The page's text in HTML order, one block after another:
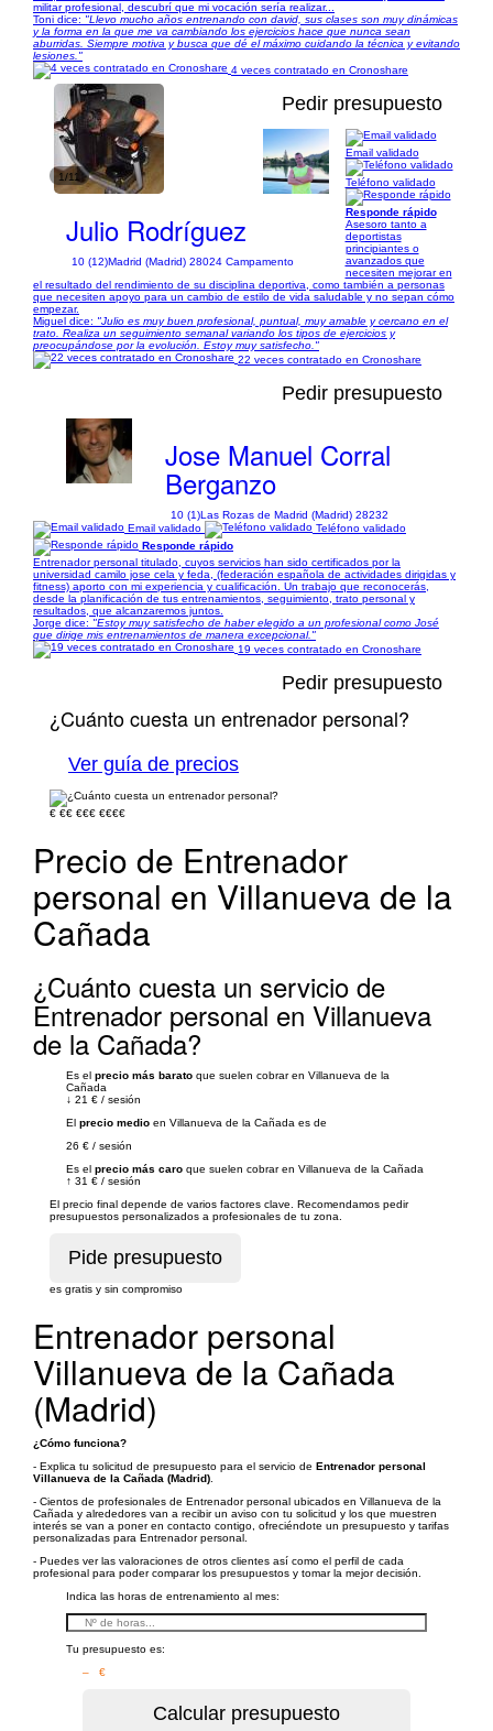
militar profesional, descubrí que mi vocación sería realizar...
Toni dice: "Llevo mucho años entrenando con david, sus clases son muy dinámicas
y la forma en la que me va cambiando los ejercicios hace que nunca sean
aburridas. Siempre motiva y busca que dé el máximo cuidando la técnica y evitando
lesiones."
4 veces contratado en Cronoshare
1/11
Pedir presupuesto
Julio Rodríguez
10 (12)Madrid (Madrid) 28024 Campamento
Email validado
Teléfono validado
Responde rápido
Asesoro tanto a
deportistas
principiantes o
avanzados que
necesiten mejorar en
el resultado del rendimiento de su disciplina deportiva, como también a personas
que necesiten apoyo para un cambio de estilo de vida saludable y no sepan cómo
empezar.
Miguel dice: "Julio es muy buen profesional, puntual, muy amable y cercano en el
trato. Realiza un seguimiento semanal variando los tipos de ejercicios y
preocupándose por la evolución. Estoy muy satisfecho."
22 veces contratado en Cronoshare
Pedir presupuesto
Jose Manuel Corral
Berganzo
10 (1)Las Rozas de Madrid (Madrid) 28232
Email validado
Teléfono validado
Responde rápido
Entrenador personal titulado, cuyos servicios han sido certificados por la
universidad camilo jose cela y feda, (federación española de actividades dirigidas y
fitness) aporto con mi experiencia y cualificación. Un trabajo que reconocerás,
desde la planificación de tus entrenamientos, seguimiento, trato personal y
resultados, que alcanzaremos juntos.
Jorge dice: "Estoy muy satisfecho de haber elegido a un profesional como José
que dirige mis entrenamientos de manera excepcional."
19 veces contratado en Cronoshare
Pedir presupuesto
¿Cuánto cuesta un entrenador personal?
Ver guía de precios
€ €€ €€€ €€€€
Precio de Entrenador
personal en Villanueva de la
Cañada
¿Cuánto cuesta un servicio de
Entrenador personal en Villanueva
de la Cañada?
Es el precio más barato que suelen cobrar en Villanueva de la
Cañada
↓ 21 € / sesión
El precio medio en Villanueva de la Cañada es de
26 € / sesión
Es el precio más caro que suelen cobrar en Villanueva de la Cañada
↑ 31 € / sesión
El precio final depende de varios factores clave. Recomendamos pedir
presupuestos personalizados a profesionales de tu zona.
es gratis y sin compromiso
Entrenador personal
Villanueva de la Cañada
(Madrid)
¿Cómo funciona?
- Explica tu solicitud de presupuesto para el servicio de Entrenador personal
Villanueva de la Cañada (Madrid)
- Cientos de profesionales de Entrenador personal ubicados en Villanueva de la
Cañada y alrededores van a recibir un aviso con tu solicitud y los que muestren
interés se van a poner en contacto contigo, ofreciéndote un presupuesto y tarifas
personalizadas para Entrenador personal.
- Puedes ver las valoraciones de otros clientes así como el perfil de cada
profesional para poder comparar los presupuestos y tomar la mejor decisión.
Indica las horas de entrenamiento al mes:
Tu presupuesto es:
– €